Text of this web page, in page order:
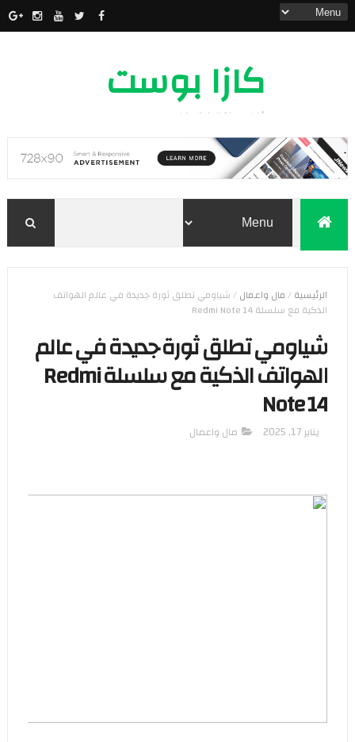
كازا بوست
أخبار مدينة الدار البيضاء
الرئيسية/مال واعمال/شياومي تطلق ثورة جديدة في عالم الهواتف
الذكية مع سلسلة Redmi Note 14
شياومي تطلق ثورة جديدة في عالم
الهواتف الذكية مع سلسلة Redmi
Note 14
يناير 17, 2025 مال واعمال